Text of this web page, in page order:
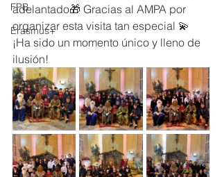
FPB
Erasmus+
adelantado🎁 Gracias al AMPA por
organizar esta visita tan especial 💫
¡Ha sido un momento único y lleno de
ilusión!